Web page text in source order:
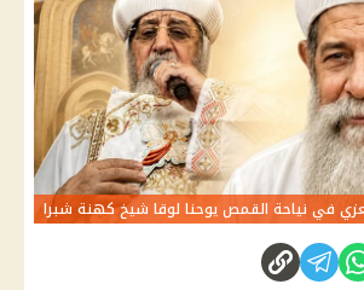
في نياحة القمص يوحنا لوقا شيخ كهنة شبرا